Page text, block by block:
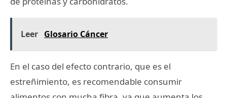
Leer Glosario Cáncer
En el caso del efecto contrario, que es el
estreñimiento, es recomendable consumir